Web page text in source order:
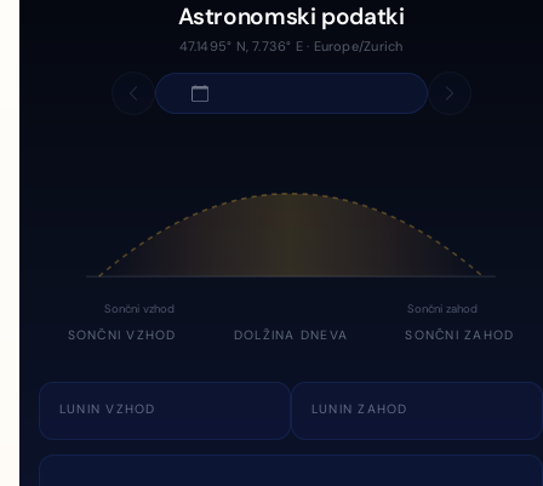
Astronomski podatki
47.1495° N, 7.736° E · Europe/Zurich
Sončni vzhod Sončni zahod
SONČNI VZHOD DOLŽINA DNEVA SONČNI ZAHOD
LUNIN VZHOD LUNIN ZAHOD